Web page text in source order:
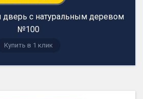
дверь с натуральным деревом
№100
Купить в 1 клик